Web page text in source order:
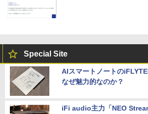
Special Site
AIスマートノートの
なぜ魅力的なのか？
iFi audio主力「NEO